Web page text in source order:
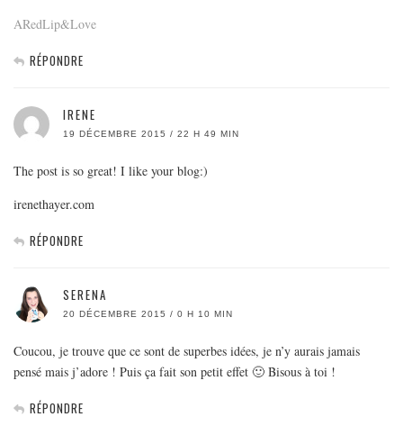
ARedLip&Love
RÉPONDRE
IRENE
19 DÉCEMBRE 2015 / 22 H 49 MIN
The post is so great! I like your blog:)
irenethayer.com
RÉPONDRE
SERENA
20 DÉCEMBRE 2015 / 0 H 10 MIN
Coucou, je trouve que ce sont de superbes idées, je n’y aurais jamais
pensé mais j’adore ! Puis ça fait son petit effet 🙂 Bisous à toi !
RÉPONDRE